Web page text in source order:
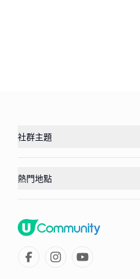
社群主題
熱門地點